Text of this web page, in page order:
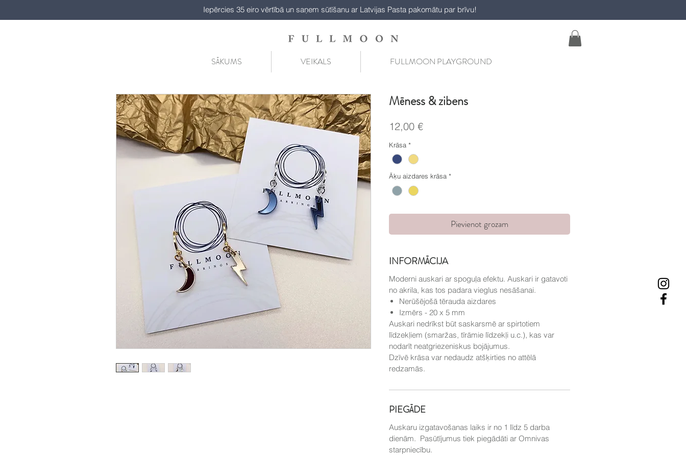
Iepērcies 35 eiro vērtībā un saņem sūtīšanu ar Latvijas Pasta pakomātu par brīvu!
SĀKUMS VEIKALS FULLMOON PLAYGROUND
Mēness & zibens
12,00 €Cena
Krāsa *
Āķu aizdares krāsa *
Pievienot grozam
INFORMĀCIJA
Moderni auskari ar spoguļa efektu. Auskari ir gatavoti
no akrila, kas tos padara vieglus nesāšanai.
Nerūšējošā tērauda aizdares
Izmērs - 20 x 5 mm
Auskari nedrīkst būt saskarsmē ar spirtotiem
līdzekļiem (smaržas, tīrāmie līdzekļi u.c.), kas var
nodarīt neatgriezeniskus bojājumus.
Dzīvē krāsa var nedaudz atšķirties no attēlā
redzamās.
PIEGĀDE
Auskaru izgatavošanas laiks ir no 1 līdz 5 darba
dienām. Pasūtījumus tiek piegādāti ar Omnivas
starpniecību.